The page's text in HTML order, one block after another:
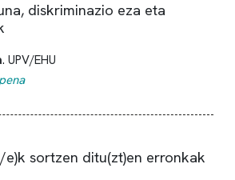
diskriminazio eza eta
. UPV/EHU
e)k sortzen ditu(zt)en erronkak